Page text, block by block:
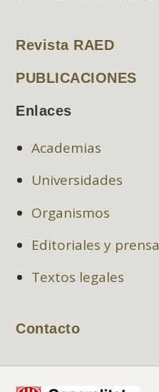
Revista RAED
PUBLICACIONES
Enlaces
Academias
Universidades
Organismos
Editoriales y prensa
Textos legales
Contacto